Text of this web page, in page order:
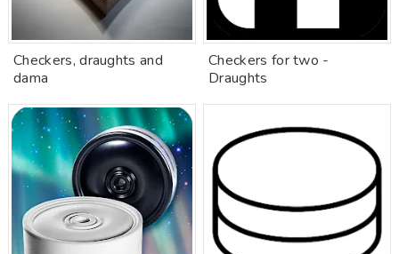
Checkers, draughts and
dama
Checkers for two -
Draughts